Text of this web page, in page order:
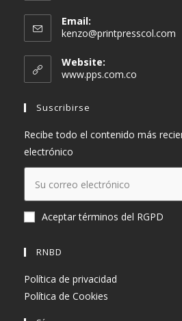
Email:
kenzo@printpresscol.com
Website:
www.pps.com.co
Suscribirse
Recibe todo el contenido más
electrónico
Aceptar términos del RGPD
RNBD
Política de privacidad
Política de Cookies